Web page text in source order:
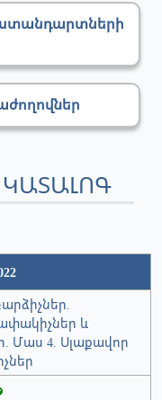
ստանդարտների
և
Մաս 4. Սլաքավոր